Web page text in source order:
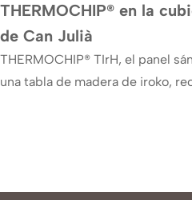
THERMOCHIP® en la
de Can Julià
THERMOCHIP® TIrH, el panel
una tabla de madera de iroko,